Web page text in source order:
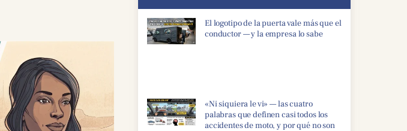
El logotipo de la puerta vale más que el
conductor — y la empresa lo sabe
«Ni siquiera le vi» — las cuatro
palabras que definen casi todos los
accidentes de moto, y por qué no son